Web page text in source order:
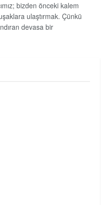
bizden önceki kalem
ulaştırmak. Çünkü
devasa bir